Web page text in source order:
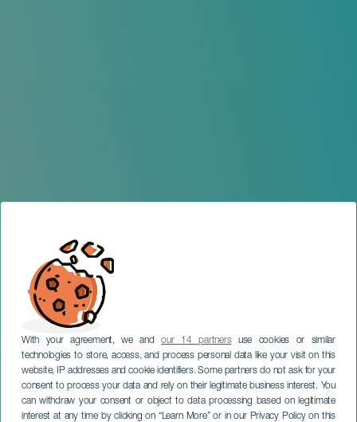
With your agreement, we andour 14 partnersuse cookies or similar
technologies to store, access, and process personal data like your visit on this
website, IP addresses and cookie identifiers. Some partners do not ask for your
consent to process your data and rely on their legitimate business interest. You
can withdraw your consent or object to data processing based on legitimate
interest at any time by clicking on “Learn More” or in our Privacy Policy on this
LANZAROTE